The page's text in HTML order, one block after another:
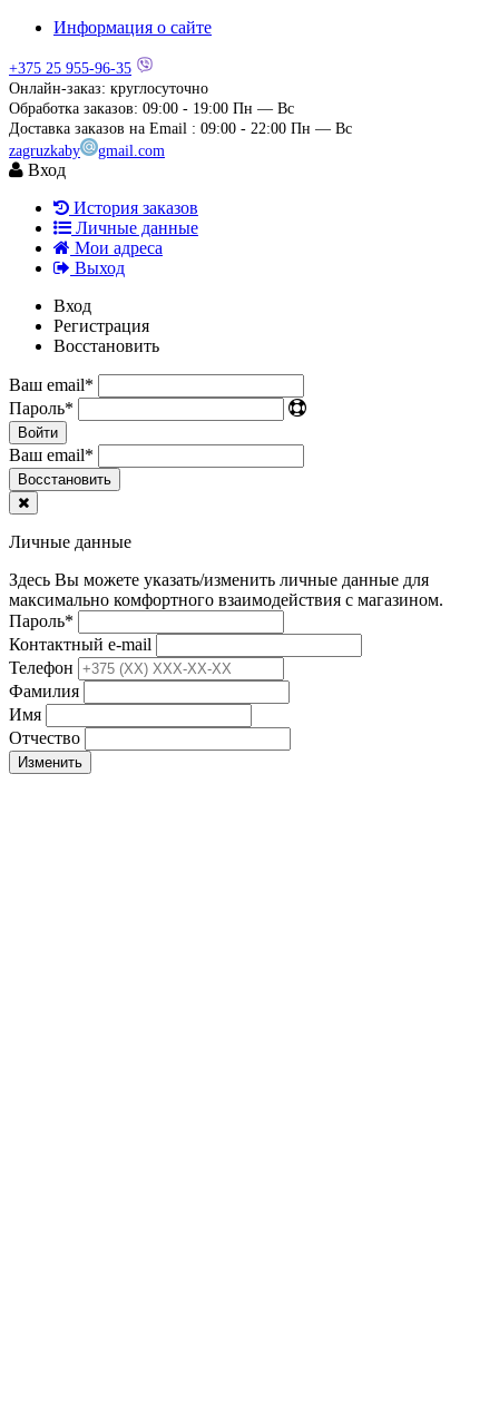
Информация о сайте
+375 25 955-96-35
Онлайн-заказ: круглосуточно
Обработка заказов: 09:00 - 19:00 Пн — Вс
Доставка заказов на Email : 09:00 - 22:00 Пн — Вс
zagruzkaby
gmail.com
Вход
История заказов
Личные данные
Мои адреса
Выход
Вход
Регистрация
Восстановить
Ваш email*
Пароль*
Войти
Ваш email*
Воcстановить
Личные данные
Здесь Вы можете указать/изменить личные данные для
максимально комфортного взаимодействия с магазином.
Пароль*
Контактный e-mail
Телефон
Фамилия
Имя
Отчество
Изменить